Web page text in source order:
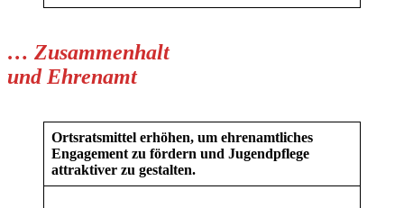
… Zusammenhalt
und Ehrenamt
Ortsratsmittel erhöhen, um ehrenamtliches
Engagement zu fördern und Jugendpflege
attraktiver zu gestalten.